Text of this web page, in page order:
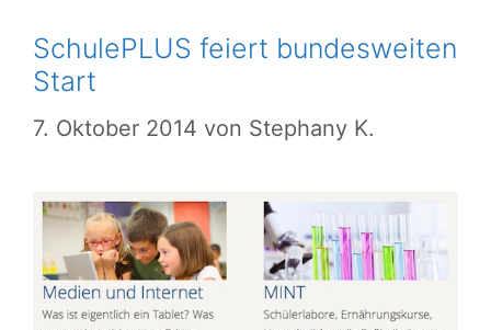
SchulePLUS feiert bundesweiten
Start
7. Oktober 2014 von Stephany K.